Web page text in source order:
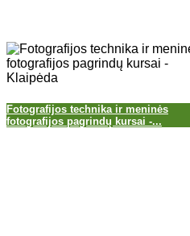
Fotografijos technika ir meninės
fotografijos pagrindų kursai -...